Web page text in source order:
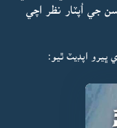
جي اُپٽار نظر اچي
ڀيرو اپڊيٽ ٿيو: